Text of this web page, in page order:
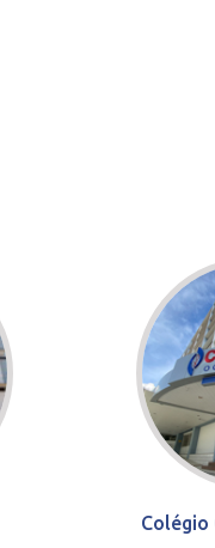
Colégio